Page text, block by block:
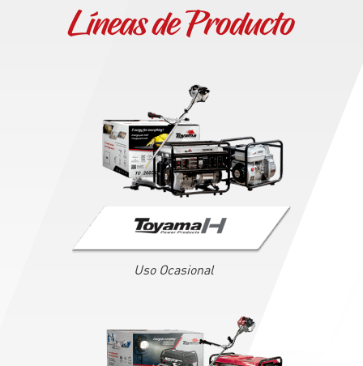
Líneas de Producto
Uso Ocasional